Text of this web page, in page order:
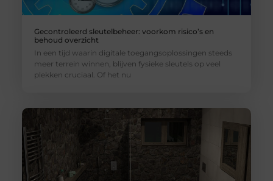
Gecontroleerd sleutelbeheer: voorkom risico’s en
behoud overzicht
In een tijd waarin digitale toegangsoplossingen steeds
meer terrein winnen, blijven fysieke sleutels op veel
plekken cruciaal. Of het nu